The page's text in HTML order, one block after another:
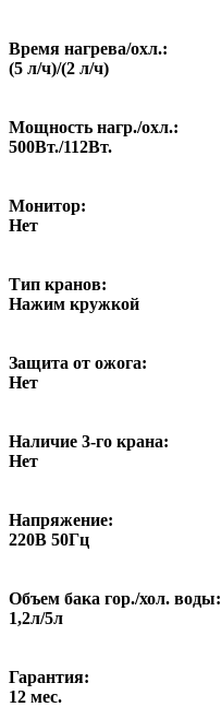
Время нагрева/охл.:
(5 л/ч)/(2 л/ч)
Мощность нагр./охл.:
500Вт./112Вт.
Монитор:
Нет
Тип кранов:
Нажим кружкой
Защита от ожога:
Нет
Наличие 3-го крана:
Нет
Напряжение:
220В 50Гц
Объем бака гор./хол. воды:
1,2л/5л
Гарантия:
12 мес.